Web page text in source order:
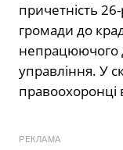
причетність
громади до
непрацюючого
управління. У
РЕКЛАМА